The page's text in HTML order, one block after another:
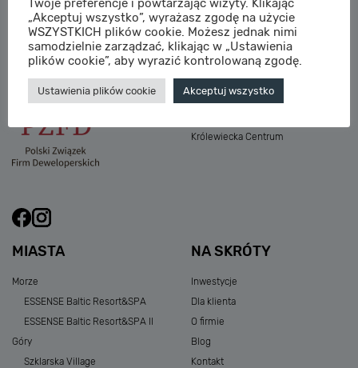
sprzedaz@sagaris.pl
Osada Nadolicka III
Dębowe Aleje III
Atria Nowe Żerniki
Szklarska Village
Osada Nadolicka I i II
Królewiecka Centrum
MIASTA
Morze
ESSENSE Baltic Resort&SPA
ESSENSE Baltic Resort&SPA II
Góry
Szklarska Village
NA SKRÓTY
Inwestycje
Dla klienta
O firmie
Blog
Kontakt
Twoje preferencje i powtarzając wizyty. Klikając
„Akceptuj wszystko”, wyrażasz zgodę na użycie
WSZYSTKICH plików cookie. Możesz jednak nimi
samodzielnie zarządzać, klikając w „Ustawienia
plików cookie”, aby wyrazić kontrolowaną zgodę.
Ustawienia plików cookie Akceptuj wszystko